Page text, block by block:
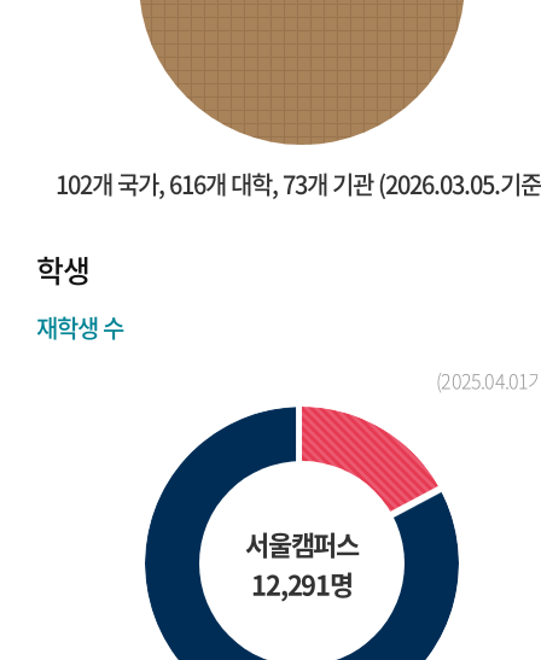
102개 국가, 616개 대학, 73개 기관 (2026.03.05.기
학생
재학생 수
(2025.04.01
서울캠퍼스
12,291명